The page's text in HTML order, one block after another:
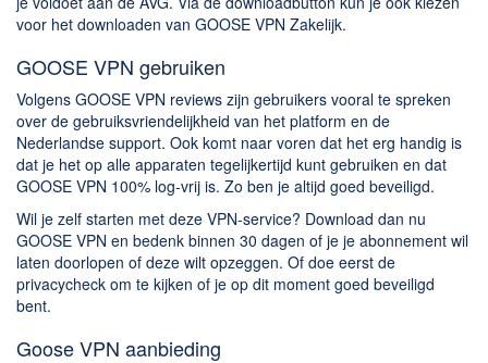
voor het downloaden van GOOSE VPN Zakelijk.
GOOSE VPN gebruiken
Volgens GOOSE VPN reviews zijn gebruikers vooral te spreken
over de gebruiksvriendelijkheid van het platform en de
Nederlandse support. Ook komt naar voren dat het erg handig is
dat je het op alle apparaten tegelijkertijd kunt gebruiken en dat
GOOSE VPN 100% log-vrij is. Zo ben je altijd goed beveiligd.
Wil je zelf starten met deze VPN-service? Download dan nu
GOOSE VPN en bedenk binnen 30 dagen of je je abonnement wil
laten doorlopen of deze wilt opzeggen. Of doe eerst de
privacycheck om te kijken of je op dit moment goed beveiligd
bent.
Goose VPN aanbieding